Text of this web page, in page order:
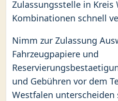
Zulassungsstelle in Kreis
Kombinationen schnell
Nimm zur Zulassung
Fahrzeugpapiere und
und Gebühren vor dem
Westfalen unterscheiden